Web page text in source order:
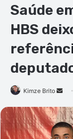
Saúde
HBS
Kimze Brito
e-
mail